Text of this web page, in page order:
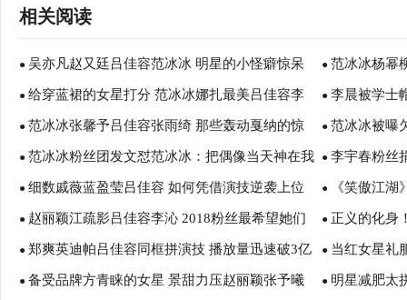
相关阅读
● 吴亦凡赵又廷吕佳容范冰冰 明星的小怪癖惊呆
众人
● 范冰冰杨幂
明星
● 给穿蓝裙的女星打分 范冰冰娜扎最美吕佳容李
小璐一般
● 李晨被学士
● 范冰冰张馨予吕佳容张雨绮 那些轰动戛纳的惊
艳礼服
● 范冰冰被曝
● 范冰冰粉丝团发文怼范冰冰：把偶像当天神在我
们这儿行不通！
● 李宇春粉丝
● 细数戚薇蓝盈莹吕佳容 如何凭借演技逆袭上位 ● 《笑傲江
函第二袁洁莹
● 赵丽颖江疏影吕佳容李沁 2018粉丝最希望她们
脱单
● 正义的化身
公正执法者
● 郑爽英迪帕吕佳容同框拼演技 播放量迅速破3亿 ● 当红女星礼
的孔雀裙
● 备受品牌方青睐的女星 景甜力压赵丽颖张予曦 ● 明星减肥太